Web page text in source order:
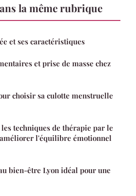
la même rubrique
et ses caractéristiques
et prise de masse chez
choisir sa culotte menstruelle
techniques de thérapie par le
l'équilibre émotionnel
bien-être Lyon idéal pour une